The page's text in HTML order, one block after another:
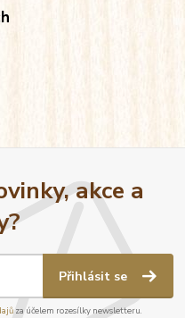
akce a
Přihlásit se
za účelem rozesílky newsletteru.